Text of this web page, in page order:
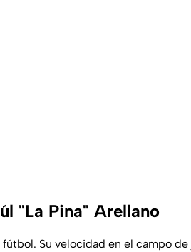
"La Pina" Arellano
Su velocidad en el campo